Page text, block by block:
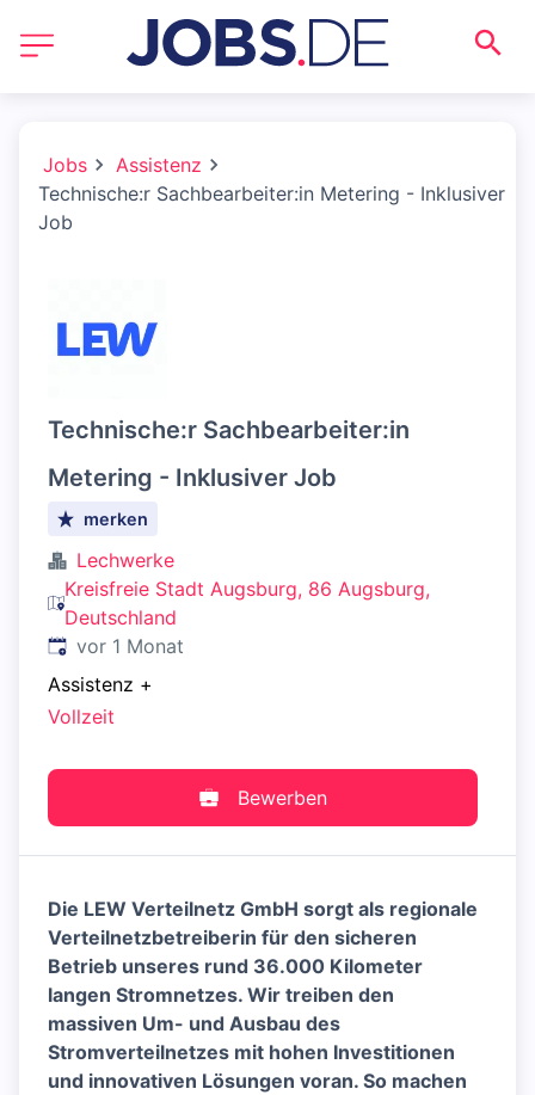
Jobs
Assistenz
Technische:r Sachbearbeiter:in Metering - Inklusiver
Job
Technische:r Sachbearbeiter:in
Metering - Inklusiver Job
merken
Lechwerke
Kreisfreie Stadt Augsburg, 86 Augsburg,
Deutschland
Veröffentlicht:
vor 1 Monat
Assistenz +
Vollzeit
Bewerben
Die LEW Verteilnetz GmbH sorgt als regionale
Verteilnetzbetreiberin für den sicheren
Betrieb unseres rund 36.000 Kilometer
langen Stromnetzes. Wir treiben den
massiven Um- und Ausbau des
Stromverteilnetzes mit hohen Investitionen
und innovativen Lösungen voran. So machen